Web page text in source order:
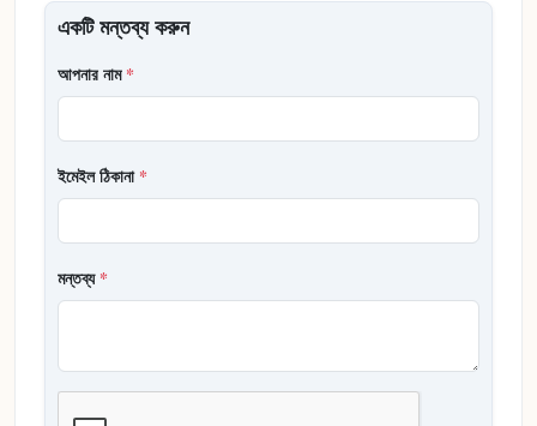
একটি মন্তব্য করুন
আপনার নাম*
ইমেইল ঠিকানা*
মন্তব্য*